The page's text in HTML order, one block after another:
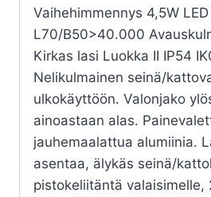
Vaihehimmennys 4,5W
L70/B50>40.000
Kirkas lasi Luokka II IP54
Nelikulmainen seinä/
ulkokäyttöön. Valonjako
ainoastaan alas.
jauhemaalattua alumiinia.
asentaa, älykäs seinä/
pistokeliitäntä valaisimelle,